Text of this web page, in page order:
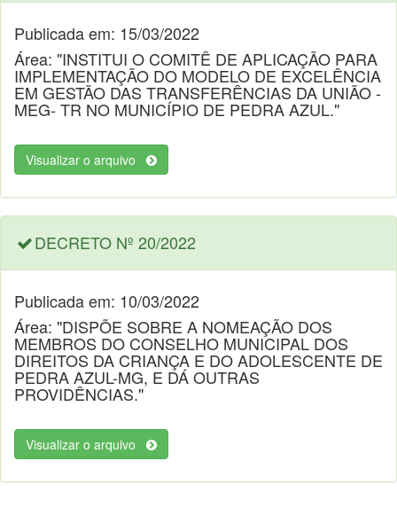
Publicada em: 15/03/2022
Área: "INSTITUI O COMITÊ DE APLICAÇÃO PARA
IMPLEMENTAÇÃO DO MODELO DE EXCELÊNCIA
EM GESTÃO DAS TRANSFERÊNCIAS DA UNIÃO -
MEG- TR NO MUNICÍPIO DE PEDRA AZUL."
Visualizar o arquivo
DECRETO Nº 20/2022
Publicada em: 10/03/2022
Área: "DISPÕE SOBRE A NOMEAÇÃO DOS
MEMBROS DO CONSELHO MUNICIPAL DOS
DIREITOS DA CRIANÇA E DO ADOLESCENTE DE
PEDRA AZUL-MG, E DÁ OUTRAS
PROVIDÊNCIAS."
Visualizar o arquivo